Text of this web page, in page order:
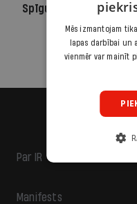
Spīguļi acīs
Par IR
Manifests
Mēs izmantojam
lapas darbībai un
vienmēr var mainīt